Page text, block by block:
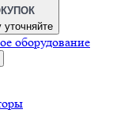
оборудование